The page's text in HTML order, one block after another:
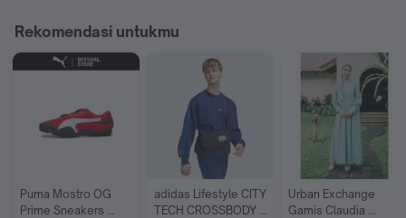
Rekomendasi untukmu
Puma Mostro OG
Prime Sneakers
adidas Lifestyle CITY
TECH CROSSBODY
Urban Exchange
Gamis Claudia